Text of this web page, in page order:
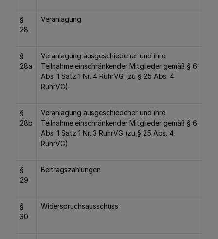
§
28
Veranlagung
§
28a
Veranlagung ausgeschiedener und ihre
Teilnahme einschränkender Mitglieder gemäß § 6
Abs. 1 Satz 1 Nr. 4 RuhrVG (zu § 25 Abs. 4
RuhrVG)
§
28b
Veranlagung ausgeschiedener und ihre
Teilnahme einschränkender Mitglieder gemäß § 6
Abs. 1 Satz 1 Nr. 3 RuhrVG (zu § 25 Abs. 4
RuhrVG)
§
29
Beitragszahlungen
§
30
Widerspruchsausschuss